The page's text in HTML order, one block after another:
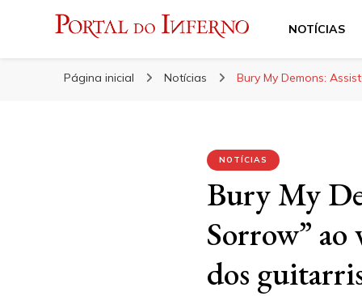
Portal do Inferno
NOTÍCIAS
Página inicial Notícias Bury My Demons:
NOTÍCIAS
Bury My
Sorrow”
dos